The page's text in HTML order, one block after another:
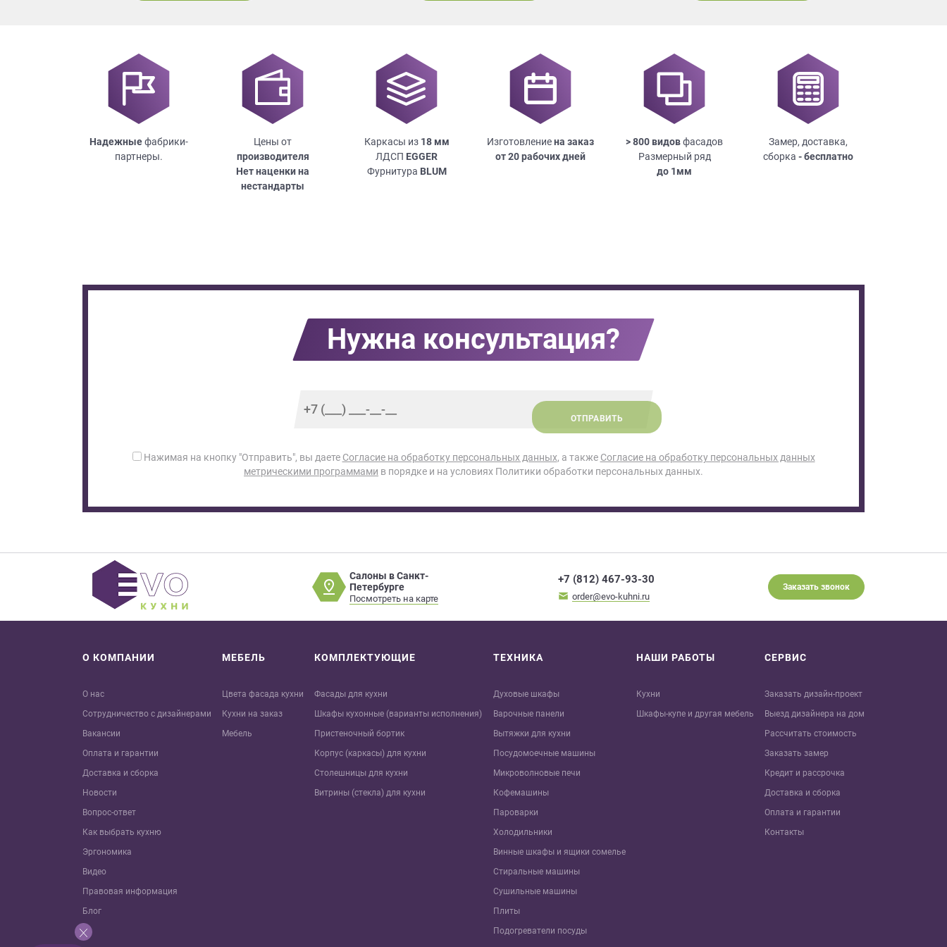
Надежныефабрики-
партнеры.
Цены от
производителя
Нет наценки на
нестандарты
Каркасы из 18мм
ЛДСП EGGER
Фурнитура BLUM
Изготовлениена заказ
от 20 рабочих дней
> 800 видовфасадов
Размерный ряд
до 1мм
Замер, доставка,
сборка - бесплатно
Нужна консультация?
ОТПРАВИТЬ
Нажимая на кнопку "Отправить", вы даете Согласие на обработку персональных данных, а также Согласие на обработку персональных данных
метрическими программами в порядке и на условиях Политики обработки персональных данных.
Салоны в Санкт-
Петербурге
Посмотреть на карте
+7 (812) 467-93-30
order@evo-kuhni.ru
Заказать звонок
О КОМПАНИИ
О нас
Сотрудничество с дизайнерами
Вакансии
Оплата и гарантии
Доставка и сборка
Новости
Вопрос-ответ
Как выбрать кухню
Эргономика
Видео
Правовая информация
Блог
МЕБЕЛЬ
Цвета фасада кухни
Кухни на заказ
Мебель
КОМПЛЕКТУЮЩИЕ
Фасады для кухни
Шкафы кухонные (варианты исполнения)
Пристеночный бортик
Корпус (каркасы) для кухни
Столешницы для кухни
Витрины (стекла) для кухни
ТЕХНИКА
Духовые шкафы
Варочные панели
Вытяжки для кухни
Посудомоечные машины
Микроволновые печи
Кофемашины
Пароварки
Холодильники
Винные шкафы и ящики сомелье
Стиральные машины
Сушильные машины
Плиты
Подогреватели посуды
НАШИ РАБОТЫ
Кухни
Шкафы-купе и другая мебель
СЕРВИС
Заказать дизайн-проект
Выезд дизайнера на дом
Рассчитать стоимость
Заказать замер
Кредит и рaссрочка
Доставка и сборка
Оплата и гарантии
Контакты